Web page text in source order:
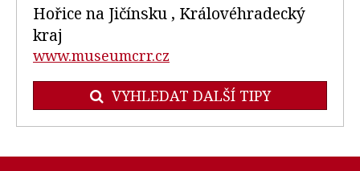
Hořice na Jičínsku , Královéhradecký
kraj
www.museumcrr.cz
VYHLEDAT DALŠÍ TIPY